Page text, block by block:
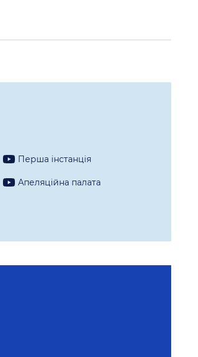
Перша iнстанцiя
Апеляцiйна палата